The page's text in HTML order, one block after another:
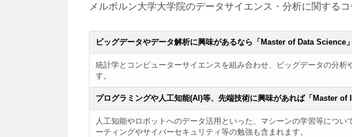
メルボルン大学大学院のデータサイエンス・分析に関する
ビッグデータやデータ解析に興味があるなら「Master of Data Science」
統計学とコンピューターサイエンスを組み合わせ、ビッグデータの分析
す。
プログラミングや人工知能(AI)等、先端技術に興味があれば「Master
人工知能やロボットへのデータ活用といった、マシーンの学習等につい
ーティングやサイバーセキュリティ等の勉強も含まれます。